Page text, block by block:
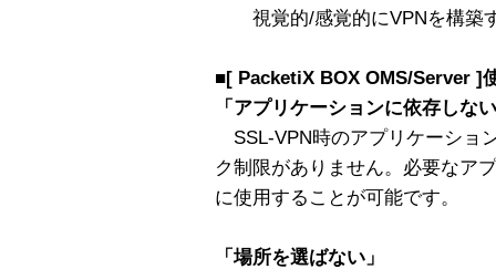
視覚的/感覚的にVPNを構築
■[ PacketiX BOX OMS/Server ]
「アプリケーションに依存しな
SSL-VPN時のアプリケーショ
ク制限がありません。必要なア
に使用することが可能です。
「場所を選ばない」